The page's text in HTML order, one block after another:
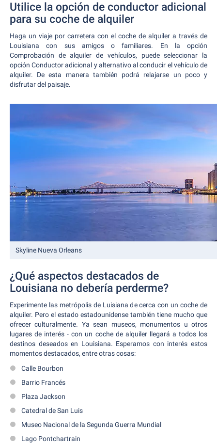
Utilice la opción de conductor adicional
para su coche de alquiler
Haga un viaje por carretera con el coche de alquiler a través de
Louisiana con sus amigos o familiares. En la opción
Comprobación de alquiler de vehículos, puede seleccionar la
opción Conductor adicional y alternativo al conducir el vehículo de
alquiler. De esta manera también podrá relajarse un poco y
disfrutar del paisaje.
Skyline Nueva Orleans
¿Qué aspectos destacados de
Louisiana no debería perderme?
Experimente las metrópolis de Luisiana de cerca con un coche de
alquiler. Pero el estado estadounidense también tiene mucho que
ofrecer culturalmente. Ya sean museos, monumentos u otros
lugares de interés - con un coche de alquiler llegará a todos los
destinos deseados en Louisiana. Esperamos con interés estos
momentos destacados, entre otras cosas:
Calle Bourbon
Barrio Francés
Plaza Jackson
Catedral de San Luis
Museo Nacional de la Segunda Guerra Mundial
Lago Pontchartrain